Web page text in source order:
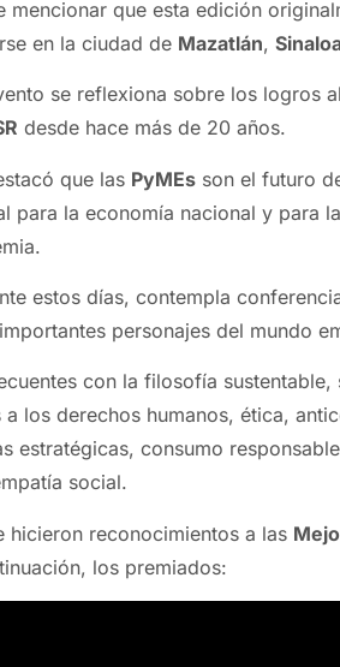
mencionar que esta edición
en la ciudad de Mazatlán,
se reflexiona sobre los logros
desde hace más de 20 años.
que las PyMEsson el futuro
para la economía nacional y para
estos días, contempla
personajes del mundo
con la filosofía sustentable,
a los derechos humanos, ética,
estratégicas, consumo
social.
hicieron reconocimientos a las
los premiados: